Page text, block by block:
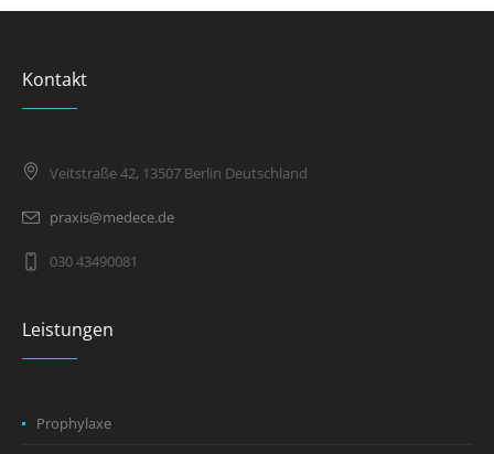
Kontakt
Veitstraße 42, 13507 Berlin Deutschland
praxis@medece.de
030 43490081
Leistungen
Prophylaxe